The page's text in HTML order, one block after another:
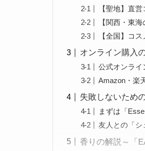
【聖地】直
【関西・東
【全国】コ
オンライン購入
公式オンライ
Amazon・楽
失敗しないため
まずは「
友人との「シ
香りの解説～「